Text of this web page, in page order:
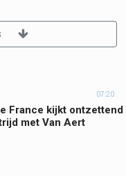
07:20
France kijkt ontzettend
met Van Aert